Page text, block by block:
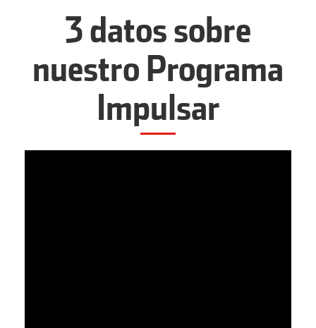
3 datos sobre
nuestro Programa
Impulsar